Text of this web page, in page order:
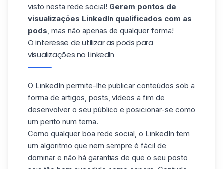
visto nesta rede social! Gerem pontos de
visualizações LinkedIn qualificados com as
pods, mas não apenas de qualquer forma!
O interesse de utilizar as pods para
visualizações no LinkedIn
O LinkedIn permite-lhe publicar conteúdos sob a
forma de artigos, posts, vídeos a fim de
desenvolver o seu público e posicionar-se como
um perito num tema.
Como qualquer boa rede social, o LinkedIn tem
um algoritmo que nem sempre é fácil de
dominar e não há garantias de que o seu posto